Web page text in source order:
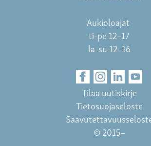
Aukioloajat
ti-pe 12–17
la-su 12–16
Tilaa uutiskirje
Tietosuojaseloste
© 2015–